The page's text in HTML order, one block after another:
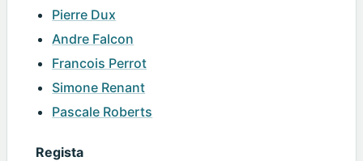
Pierre Dux
Andre Falcon
Francois Perrot
Simone Renant
Pascale Roberts
Regista